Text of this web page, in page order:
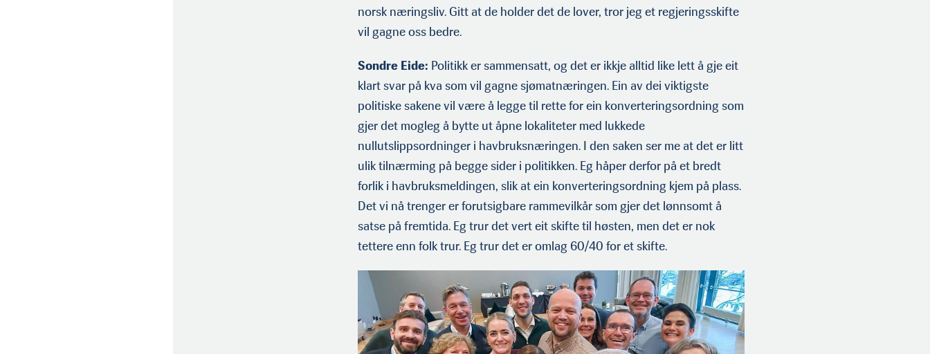
norsk næringsliv. Gitt at de holder det de lover, tror jeg et regjeringsskifte
vil gagne oss bedre.
Sondre Eide: Politikk er sammensatt, og det er ikkje alltid like lett å gje eit
klart svar på kva som vil gagne sjømatnæringen. Ein av dei viktigste
politiske sakene vil være å legge til rette for ein konverteringsordning som
gjer det mogleg å bytte ut åpne lokaliteter med lukkede
nullutslippsordninger i havbruksnæringen. I den saken ser me at det er litt
ulik tilnærming på begge sider i politikken. Eg håper derfor på et bredt
forlik i havbruksmeldingen, slik at ein konverteringsordning kjem på plass.
Det vi nå trenger er forutsigbare rammevilkår som gjer det lønnsomt å
satse på fremtida. Eg trur det vert eit skifte til høsten, men det er nok
tettere enn folk trur. Eg trur det er omlag 60/40 for et skifte.